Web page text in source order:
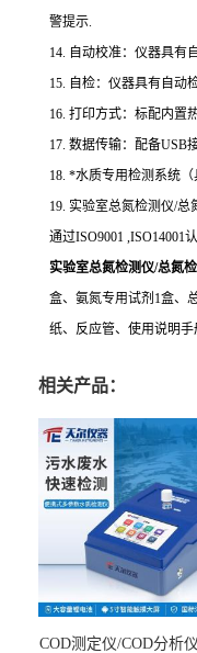
警提示.
14. 自动校准：仪器具有
15. 自检：仪器具有自动
16. 打印方式：标配内置
17. 数据传输：配备USB
18. *水质专用检测系统（
19. 实验室总氮检测仪/总
通过ISO9001 ,ISO14001
实验室总氮检测仪/总氮
盒、氨氮专用试剂1盒、
纸、反应管、使用说明
相关产品：
COD测定仪/COD分析